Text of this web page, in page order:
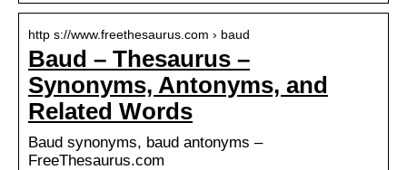
http s://www.freethesaurus.com › baud
Baud – Thesaurus –
Synonyms, Antonyms, and
Related Words
Baud synonyms, baud antonyms –
FreeThesaurus.com